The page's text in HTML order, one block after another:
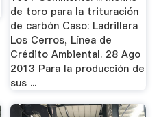
de toro para la trituración
de carbón Caso: Ladrillera
Los Cerros, Línea de
Crédito Ambiental. 28 Ago
2013 Para la producción de
sus ...